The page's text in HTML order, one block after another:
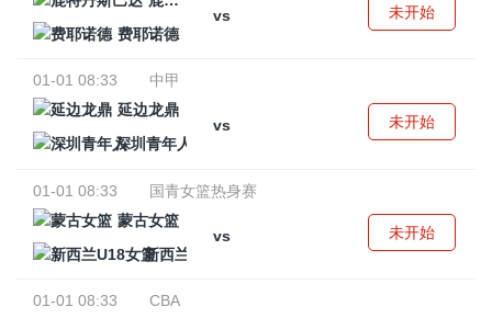
vs
费耶诺德
未开始
01-01 08:33
中甲
延边龙鼎
vs
深圳青年人
未开始
01-01 08:33
国青女篮热身赛
蒙古女篮
vs
新西兰U18女篮
未开始
01-01 08:33
CBA